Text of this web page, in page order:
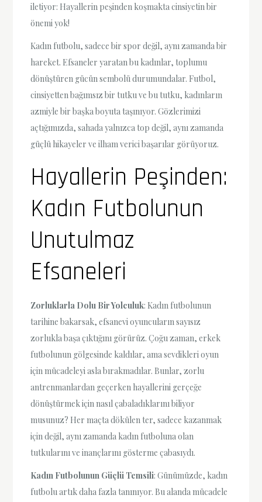
iletiyor: Hayallerin peşinden koşmakta cinsiyetin bir
önemi yok!
Kadın futbolu, sadece bir spor değil, aynı zamanda bir
hareket. Efsaneler yaratan bu kadınlar, toplumu
dönüştüren gücün sembolü durumundalar. Futbol,
cinsiyetten bağımsız bir tutku ve bu tutku, kadınların
azmiyle bir başka boyuta taşınıyor. Gözlerimizi
açtığımızda, sahada yalnızca top değil, aynı zamanda
güçlü hikayeler ve ilham verici başarılar görüyoruz.
Hayallerin Peşinden:
Kadın Futbolunun
Unutulmaz
Efsaneleri
Zorluklarla Dolu Bir Yolculuk: Kadın futbolunun
tarihine bakarsak, efsanevi oyuncuların sayısız
zorlukla başa çıktığını görürüz. Çoğu zaman, erkek
futbolunun gölgesinde kaldılar, ama sevdikleri oyun
için mücadeleyi asla bırakmadılar. Bunlar, zorlu
antrenmanlardan geçerken hayallerini gerçeğe
dönüştürmek için nasıl çabaladıklarını biliyor
musunuz? Her maçta dökülen ter, sadece kazanmak
için değil, aynı zamanda kadın futboluna olan
tutkularını ve inançlarını gösterme çabasıydı.
Kadın Futbolunun Güçlü Temsili: Günümüzde, kadın
futbolu artık daha fazla tanınıyor. Bu alanda mücadele